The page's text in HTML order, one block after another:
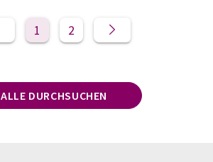
1 2
ALLE DURCHSUCHEN